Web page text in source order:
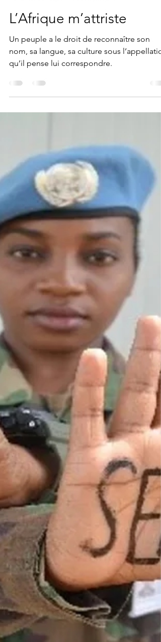
Pax Nobiscum
10 août 2020
5 min de lecture
L’Afrique m’attriste
Un peuple a le droit de reconnaître son
qu’il pense lui correspondre.